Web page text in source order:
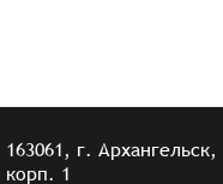
163061, г.
корп. 1